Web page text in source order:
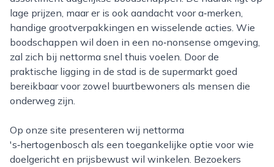
lage prijzen, maar er is ook aandacht voor a‑merken,
handige grootverpakkingen en wisselende acties. Wie
boodschappen wil doen in een no‑nonsense omgeving,
zal zich bij nettorma snel thuis voelen. Door de
praktische ligging in de stad is de supermarkt goed
bereikbaar voor zowel buurtbewoners als mensen die
onderweg zijn.
Op onze site presenteren wij nettorma
's‑hertogenbosch als een toegankelijke optie voor wie
doelgericht en prijsbewust wil winkelen. Bezoekers